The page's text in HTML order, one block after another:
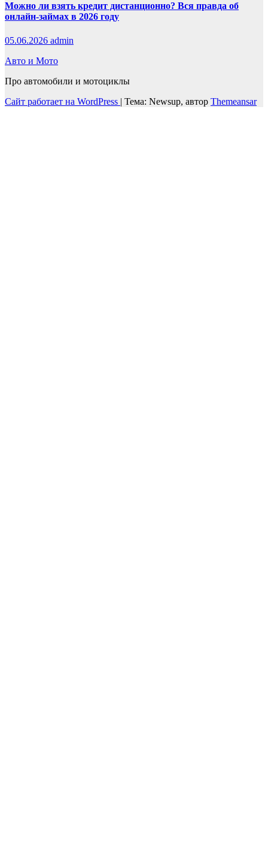
Можно ли взять кредит дистанционно? Вся правда об
онлайн-займах в 2026 году
05.06.2026 admin
Авто и Мото
Про автомобили и мотоциклы
Сайт работает на WordPress | Тема: Newsup, автор Themeansar